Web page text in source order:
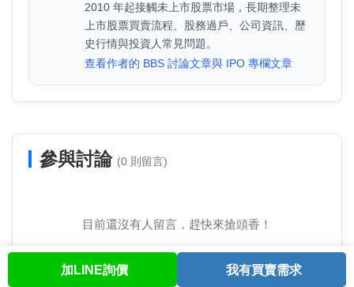
股票查詢 與我聯繫 會員中心
2010 年起接觸未上市股票市場，長期整理未
上市股票買賣流程、股務過戶、公司資訊、歷
史行情與投資人常見問題。
查看作者的 BBS 討論文章與 IPO 專欄文章
參與討論 (0 則留言)
目前還沒有人留言，趕快來搶頭香！
加LINE詢價 我有買賣需求